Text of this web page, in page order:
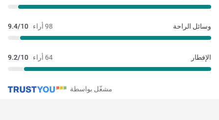
98 أراء 9.4/10 وسائل الراحة
64 أراء 9.2/10 الإفطار
مشغّل بواسطة